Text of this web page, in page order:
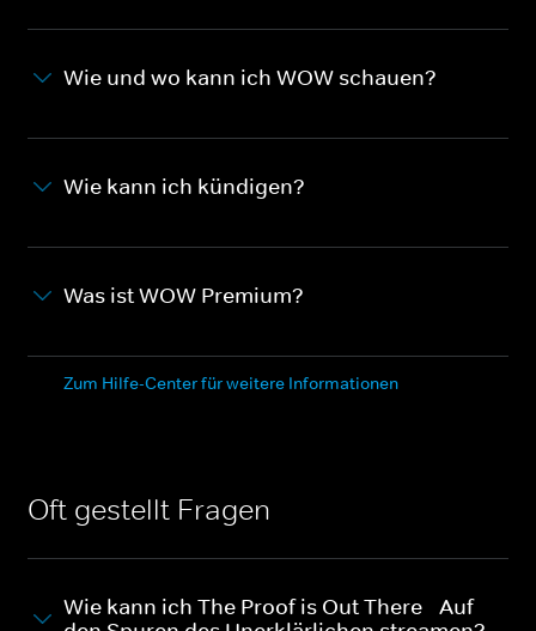
Wie und wo kann ich WOW schauen?
Wie kann ich kündigen?
Was ist WOW Premium?
Zum Hilfe-Center für weitere Informationen
Oft gestellt Fragen
Wie kann ich The Proof is Out There - Auf